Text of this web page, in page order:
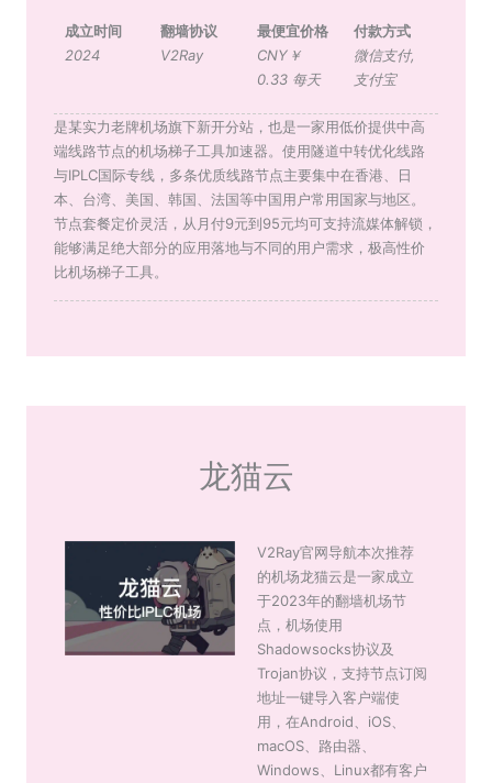
成立时间
2024
翻墙协议
V2Ray
最便宜价格
CNY￥
0.33 每天
付款方式
微信支付,
支付宝
是某实力老牌机场旗下新开分站，也是一家用低价提供中高
端线路节点的机场梯子工具加速器。使用隧道中转优化线路
与IPLC国际专线，多条优质线路节点主要集中在香港、日
本、台湾、美国、韩国、法国等中国用户常用国家与地区。
节点套餐定价灵活，从月付9元到95元均可支持流媒体解锁，
能够满足绝大部分的应用落地与不同的用户需求，极高性价
比机场梯子工具。
龙猫云
V2Ray官网导航本次推荐
的机场龙猫云是一家成立
于2023年的翻墙机场节
点，机场使用
Shadowsocks协议及
Trojan协议，支持节点订阅
地址一键导入客户端使
用，在Android、iOS、
macOS、路由器、
Windows、Linux都有客户